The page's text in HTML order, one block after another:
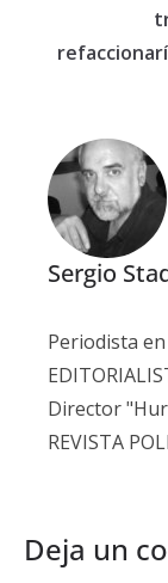
Sergio
Periodista
Director
REVISTA
Deja un